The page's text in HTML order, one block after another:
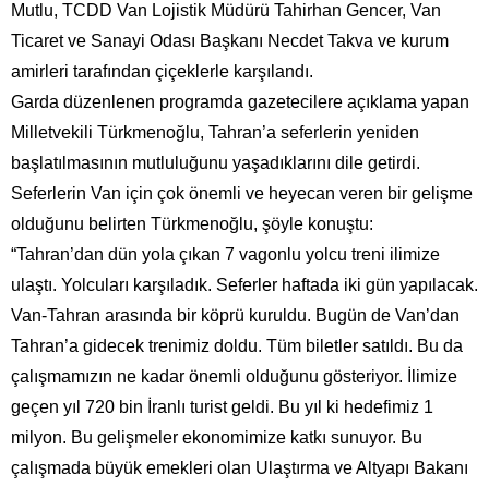
Mutlu, TCDD Van Lojistik Müdürü Tahirhan Gencer, Van
Ticaret ve Sanayi Odası Başkanı Necdet Takva ve kurum
amirleri tarafından çiçeklerle karşılandı.
Garda düzenlenen programda gazetecilere açıklama yapan
Milletvekili Türkmenoğlu, Tahran’a seferlerin yeniden
başlatılmasının mutluluğunu yaşadıklarını dile getirdi.
Seferlerin Van için çok önemli ve heyecan veren bir gelişme
olduğunu belirten Türkmenoğlu, şöyle konuştu:
“Tahran’dan dün yola çıkan 7 vagonlu yolcu treni ilimize
ulaştı. Yolcuları karşıladık. Seferler haftada iki gün yapılacak.
Van-Tahran arasında bir köprü kuruldu. Bugün de Van’dan
Tahran’a gidecek trenimiz doldu. Tüm biletler satıldı. Bu da
çalışmamızın ne kadar önemli olduğunu gösteriyor. İlimize
geçen yıl 720 bin İranlı turist geldi. Bu yıl ki hedefimiz 1
milyon. Bu gelişmeler ekonomimize katkı sunuyor. Bu
çalışmada büyük emekleri olan Ulaştırma ve Altyapı Bakanı